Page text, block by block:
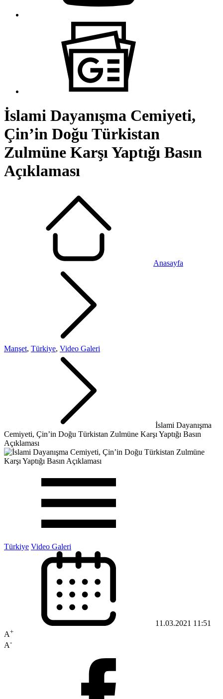
İslami Dayanışma Cemiyeti,
Çin’in Doğu Türkistan
Zulmüne Karşı Yaptığı Basın
Açıklaması
Anasayfa
Manşet, Türkiye, Video Galeri
İslami Dayanışma
Cemiyeti, Çin’in Doğu Türkistan Zulmüne Karşı Yaptığı Basın
Açıklaması
Türkiye Video Galeri
11.03.2021 11:51
A+
A-